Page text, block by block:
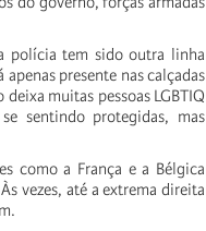
polícia tem sido outra linha
presente nas calçadas
muitas pessoas LGBTIQ
sentindo protegidas, mas
como a França e a Bélgica
vezes, até a extrema direita